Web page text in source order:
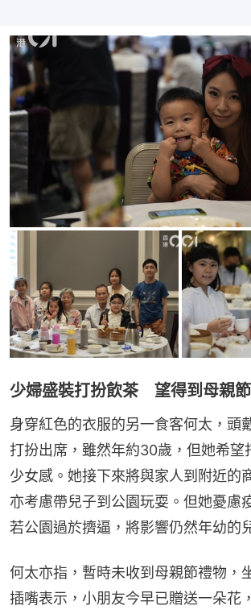
少婦盛裝打扮飲茶 望得到母親
身穿紅色的衣服的另一食客何太，頭
打扮出席，雖然年約30歲，但她希望
少女感。她接下來將與家人到附近的
亦考慮帶兒子到公園玩耍。但她憂慮
若公園過於擠逼，將影響仍然年幼的
何太亦指，暫時未收到母親節禮物，
插嘴表示，小朋友今早已贈送一朵花